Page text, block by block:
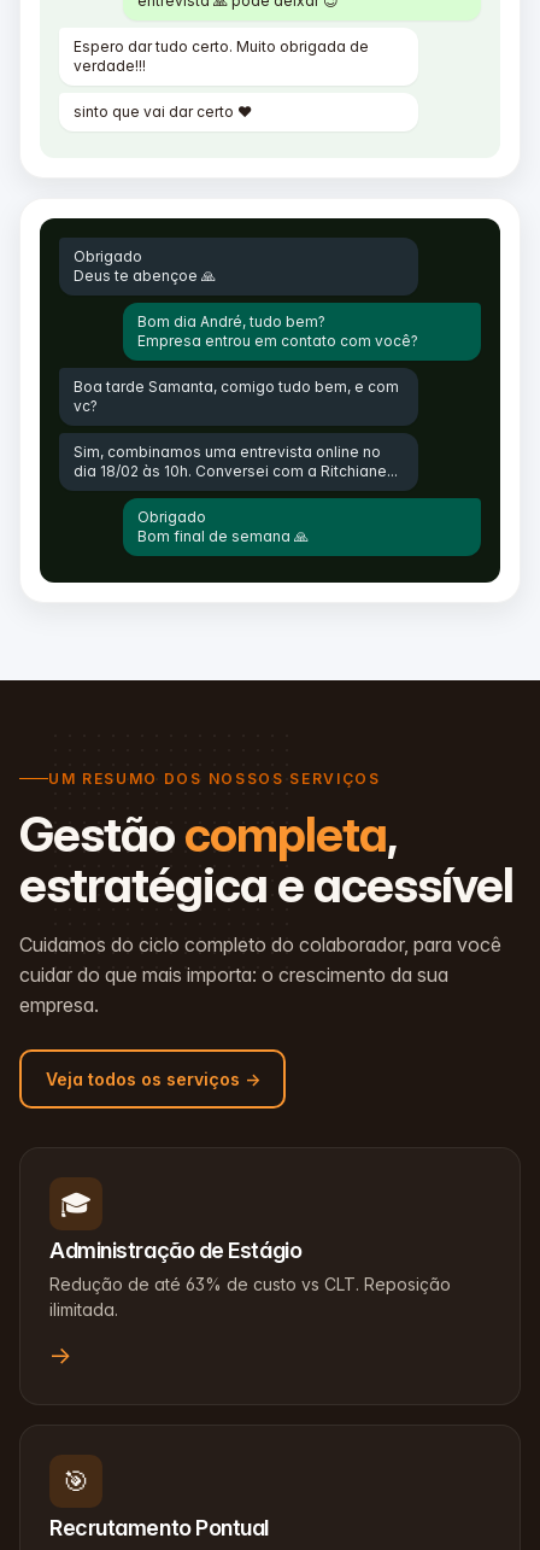
Espero dar tudo certo. Muito obrigada de
verdade!!!
sinto que vai dar certo ❤️
Obrigado
Deus te abençoe 🙏
Bom dia André, tudo bem?
Empresa entrou em contato com você?
Boa tarde Samanta, comigo tudo bem, e com
vc?
Sim, combinamos uma entrevista online no
dia 18/02 às 10h. Conversei com a Ritchiane...
Obrigado
Bom final de semana 🙏
UM RESUMO DOS NOSSOS SERVIÇOS
Gestãocompleta,
estratégica e acessível
Cuidamos do ciclo completo do colaborador, para você
cuidar do que mais importa: o crescimento da sua
empresa.
Veja todos os serviços →
🎓
Administração de Estágio
Redução de até 63% de custo vs CLT. Reposição
ilimitada.
→
🎯
Recrutamento Pontual